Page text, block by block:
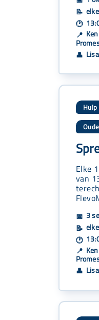
📝
🕐
📍
👤
Elke
van
📅 3
📝
🕐
📍
👤